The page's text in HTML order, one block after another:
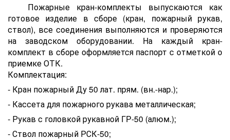
Пожарные кран-комплекты выпускаются как
готовое изделие в сборе (кран, пожарный рукав,
ствол), все соединения выполняются и проверяются
на заводском оборудовании. На каждый кран-
комплект в сборе оформляется паспорт с отметкой о
приемке ОТК.
Комплектация:
- Кран пожарный Ду 50 лат. прям. (вн.-нар.);
- Кассета для пожарного рукава металлическая;
- Рукав с головкой рукавной ГР-50 (алюм.);
- Ствол пожарный РСК-50;